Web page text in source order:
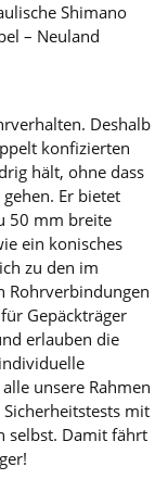
Shimano
– Neuland
Deshalb
konfizierten
hält, ohne dass
Er bietet
50 mm breite
ein konisches
zu den im
Rohrverbindungen
Gepäckträger
erlauben die
unsere Rahmen
mit
selbst. Damit fährt